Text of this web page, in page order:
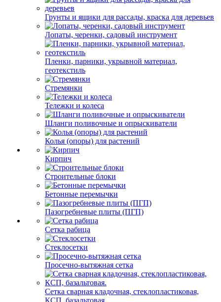
Грунты и ящики для рассады, краска для деревьев
Лопаты, черенки, садовый инструмент
Пленки, парники, укрывной материал,
геотекстиль
Стремянки
Тележки и колеса
Шланги поливочные и опрыскиватели
Колья (опоры) для растений
Кирпич
Строительные блоки
Бетонные перемычки
Пазогребневые плиты (ПГП)
Сетка рабица
Стеклосетки
Просечно-вытяжная сетка
Сетка сварная кладочная, стеклопластиковая,
КСП, базальтовая.